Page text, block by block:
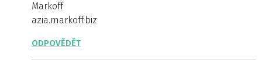
Markoff
azia.markoff.biz
ODPOVĚDĚT